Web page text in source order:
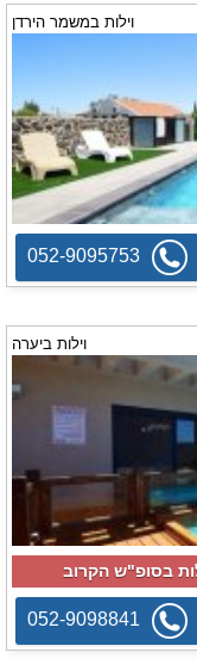
וילות במשמר הירדן
052-9095753
וילות ביערה
052-9098841